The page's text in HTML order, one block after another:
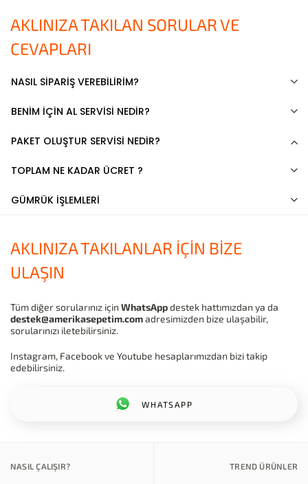
AKLINIZA TAKILAN SORULAR VE
CEVAPLARI
NASIL SİPARİŞ VEREBİLİRİM?
BENİM İÇİN AL SERVİSİ NEDİR?
PAKET OLUŞTUR SERVİSİ NEDİR?
TOPLAM NE KADAR ÜCRET ?
GÜMRÜK İŞLEMLERİ
AKLINIZA TAKILANLAR İÇİN BİZE
ULAŞIN
WHATSAPP
Tüm diğer sorularınız için WhatsAppdestek hattımızdan ya da
destek@amerikasepetim.comadresimizden bize ulaşabilir,
sorularınızı iletebilirsiniz.
Instagram, Facebook ve Youtube hesaplarımızdan bizi takip
edebilirsiniz.
NASIL ÇALIŞIR? TREND ÜRÜNLER